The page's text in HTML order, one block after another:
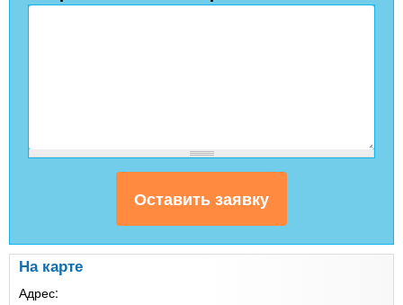
На карте
Адрес: